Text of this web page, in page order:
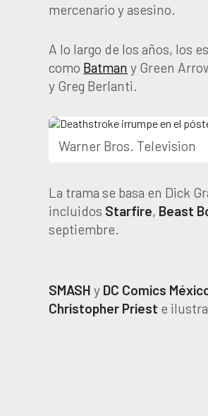
mercenario y asesino.
A lo largo de los años, los
como Batman y Green
y Greg Berlanti.
Warner Bros. Television
La trama se basa en Dick
incluidos Starfire, Beast
septiembre.
SMASH y DC Comics
Christopher Priest e